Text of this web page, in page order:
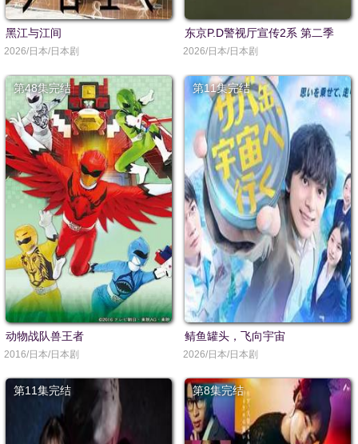
黑江与江间
2026/日本/日本剧
东京P.D警视厅宣传2系 第二季
2026/日本/日本剧
第48集完结
动物战队兽王者
2016/日本/日本剧
第11集完结
鲭鱼罐头，飞向宇宙
2026/日本/日本剧
第11集完结 第8集完结